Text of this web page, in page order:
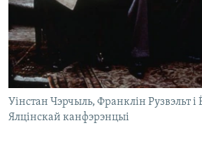
Уінстан Чэрчыль, Франклін Рузвэльт і
Ялцінскай канфэрэнцыі